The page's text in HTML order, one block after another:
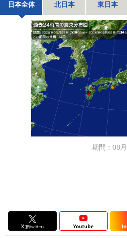
日本全体 北日本 東日本
期間：08